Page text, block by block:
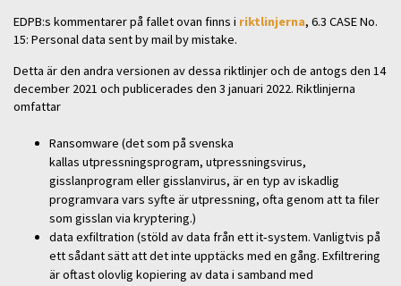
EDPB:s kommentarer på fallet ovan finns i riktlinjerna, 6.3 CASE No.
15: Personal data sent by mail by mistake.
Detta är den andra versionen av dessa riktlinjer och de antogs den 14
december 2021 och publicerades den 3 januari 2022. Riktlinjerna
omfattar
Ransomware (det som på svenska
kallas utpressningsprogram, utpressningsvirus,
gisslanprogram eller gisslanvirus, är en typ av iskadlig
programvara vars syfte är utpressning, ofta genom att ta filer
som gisslan via kryptering.)
data exfiltration (stöld av data från ett it‑system. Vanligtvis på
ett sådant sätt att det inte upptäcks med en gång. Exfiltrering
är oftast olovlig kopiering av data i samband med